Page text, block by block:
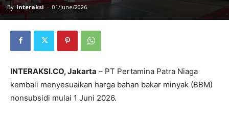
By Interaksi - 01/June/2026
INTERAKSI.CO, Jakarta – PT Pertamina Patra Niaga
kembali menyesuaikan harga bahan bakar minyak (BBM)
nonsubsidi mulai 1 Juni 2026.